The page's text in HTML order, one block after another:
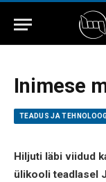
Inimese
TEADUS JA
Hiljuti läbi viidud
ülikooli teadlasel